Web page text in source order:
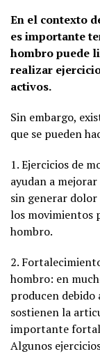
En el contexto
es importante
hombro puede
realizar
activos.
Sin embargo,
que se pueden
1. Ejercicios de
ayudan a
sin generar
los movimientos
hombro.
2.
hombro: en
producen debido
sostienen la
importante
Algunos